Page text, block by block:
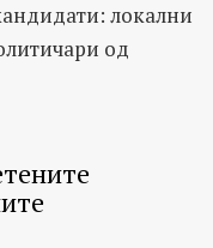
локални
од